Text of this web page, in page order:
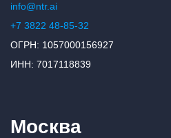
info@ntr.ai
+7 3822 48-85-32
ОГРН: 1057000156927
ИНН: 7017118839
Москва